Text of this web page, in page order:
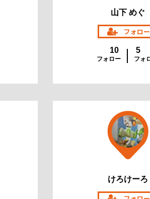
山下 めぐ
10
フォロー
5
フォ
けろけーろ